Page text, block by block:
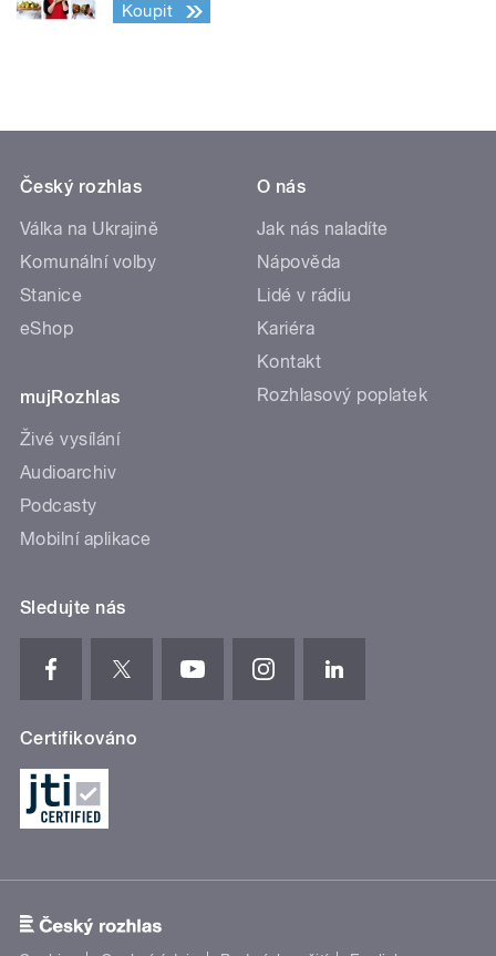
Koupit
Český rozhlas
Válka na Ukrajině
Komunální volby
Stanice
eShop
mujRozhlas
Živé vysílání
Audioarchiv
Podcasty
Mobilní aplikace
O nás
Jak nás naladíte
Nápověda
Lidé v rádiu
Kariéra
Kontakt
Rozhlasový poplatek
Sledujte nás
Certifikováno